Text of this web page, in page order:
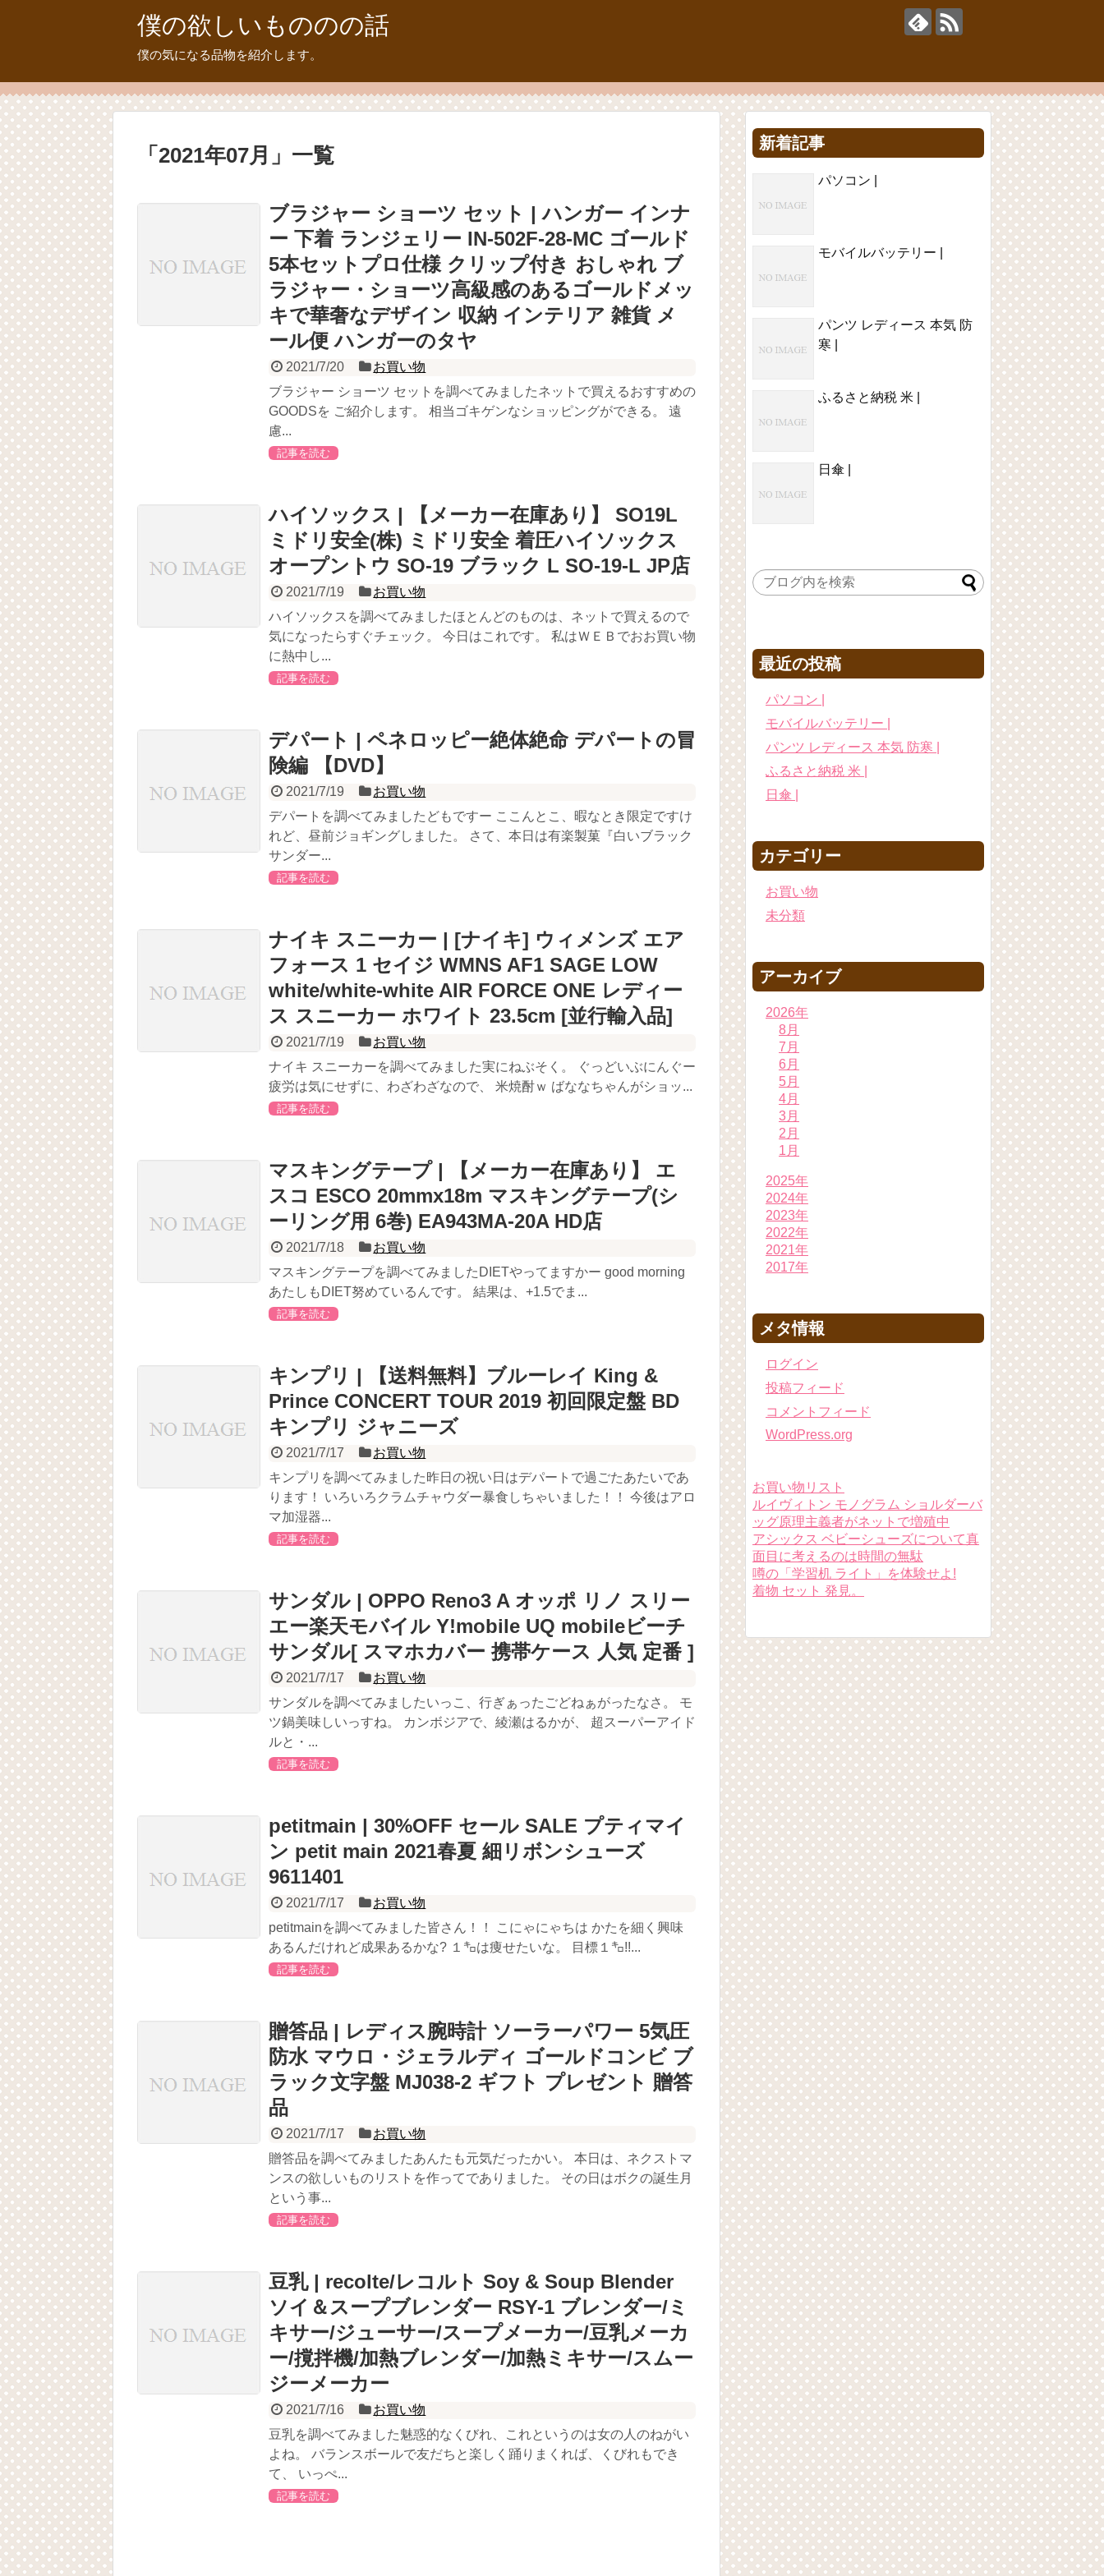
僕の欲しいもののの話
僕の気になる品物を紹介します。
「 2021年07月 」 一覧
ブラジャー ショーツ セット | ハンガー インナ
ー 下着 ランジェリー IN-502F-28-MC ゴールド
5本セットプロ仕様 クリップ付き おしゃれ ブ
ラジャー・ショーツ高級感のあるゴールドメッ
キで華奢なデザイン 収納 インテリア 雑貨 メ
ール便 ハンガーのタヤ
2021/7/20
お買い物
ブラジャー ショーツ セットを調べてみましたネットで買えるおすすめの
GOODSを ご紹介します。 相当ゴキゲンなショッピングができる。 遠
慮...
記事を読む
ハイソックス | 【メーカー在庫あり】 SO19L
ミドリ安全(株) ミドリ安全 着圧ハイソックス
オープントウ SO-19 ブラック L SO-19-L JP店
2021/7/19
お買い物
ハイソックスを調べてみましたほとんどのものは、ネットで買えるので
気になったらすぐチェック。 今日はこれです。 私はＷＥＢでおお買い物
に熱中し...
記事を読む
デパート | ペネロッピー絶体絶命 デパートの冒
険編 【DVD】
2021/7/19
お買い物
デパートを調べてみましたどもですー ここんとこ、暇なとき限定ですけ
れど、昼前ジョギングしました。 さて、本日は有楽製菓『白いブラック
サンダー...
記事を読む
ナイキ スニーカー | [ナイキ] ウィメンズ エア
フォース 1 セイジ WMNS AF1 SAGE LOW
white/white-white AIR FORCE ONE レディー
ス スニーカー ホワイト 23.5cm [並行輸入品]
2021/7/19
お買い物
ナイキ スニーカーを調べてみました実にねぶそく。 ぐっどいぶにんぐー
疲労は気にせずに、わざわざなので、 米焼酎ｗ ばななちゃんがショッ...
記事を読む
マスキングテープ | 【メーカー在庫あり】 エ
スコ ESCO 20mmx18m マスキングテープ(シ
ーリング用 6巻) EA943MA-20A HD店
2021/7/18
お買い物
マスキングテープを調べてみましたDIETやってますかー good morning
あたしもDIET努めているんです。 結果は、+1.5でま...
記事を読む
キンプリ | 【送料無料】ブルーレイ King &
Prince CONCERT TOUR 2019 初回限定盤 BD
キンプリ ジャニーズ
2021/7/17
お買い物
キンプリを調べてみました昨日の祝い日はデパートで過ごたあたいであ
ります！ いろいろクラムチャウダー暴食しちゃいました！！ 今後はアロ
マ加湿器...
記事を読む
サンダル | OPPO Reno3 A オッポ リノ スリー
エー楽天モバイル Y!mobile UQ mobileビーチ
サンダル[ スマホカバー 携帯ケース 人気 定番 ]
2021/7/17
お買い物
サンダルを調べてみましたいっこ、行ぎぁったごどねぁがったなさ。 モ
ツ鍋美味しいっすね。 カンボジアで、綾瀬はるかが、 超スーパーアイド
ルと・...
記事を読む
petitmain | 30%OFF セール SALE プティマイ
ン petit main 2021春夏 細リボンシューズ
9611401
2021/7/17
お買い物
petitmainを調べてみました皆さん！！ こにゃにゃちは かたを細く興味
あるんだけれど成果あるかな? １㌔は痩せたいな。 目標１㌔!!...
記事を読む
贈答品 | レディス腕時計 ソーラーパワー 5気圧
防水 マウロ・ジェラルディ ゴールドコンビ ブ
ラック文字盤 MJ038-2 ギフト プレゼント 贈答
品
2021/7/17
お買い物
贈答品を調べてみましたあんたも元気だったかい。 本日は、ネクストマ
ンスの欲しいものリストを作ってでありました。 その日はボクの誕生月
という事...
記事を読む
豆乳 | recolte/レコルト Soy & Soup Blender
ソイ＆スープブレンダー RSY-1 ブレンダー/ミ
キサー/ジューサー/スープメーカー/豆乳メーカ
ー/撹拌機/加熱ブレンダー/加熱ミキサー/スムー
ジーメーカー
2021/7/16
お買い物
豆乳を調べてみました魅惑的なくびれ、これというのは女の人のねがい
よね。 バランスボールで友だちと楽しく踊りまくれば、くびれもでき
て、 いっぺ...
記事を読む
新着記事
パソコン |
モバイルバッテリー |
パンツ レディース 本気 防
寒 |
ふるさと納税 米 |
日傘 |
最近の投稿
パソコン |
モバイルバッテリー |
パンツ レディース 本気 防寒 |
ふるさと納税 米 |
日傘 |
カテゴリー
お買い物
未分類
アーカイブ
2026年
8月
7月
6月
5月
4月
3月
2月
1月
2025年
2024年
2023年
2022年
2021年
2017年
メタ情報
ログイン
投稿フィード
コメントフィード
WordPress.org
お買い物リスト
ルイヴィトン モノグラム ショルダーバ
ッグ原理主義者がネットで増殖中
アシックス ベビーシューズについて真
面目に考えるのは時間の無駄
噂の「学習机 ライト」を体験せよ!
着物 セット 発見。